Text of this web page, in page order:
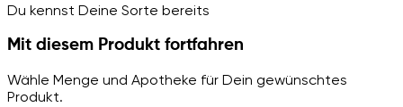
Du kennst Deine Sorte bereits
Mit diesem Produkt fortfahren
Wähle Menge und Apotheke für Dein gewünschtes
Produkt.